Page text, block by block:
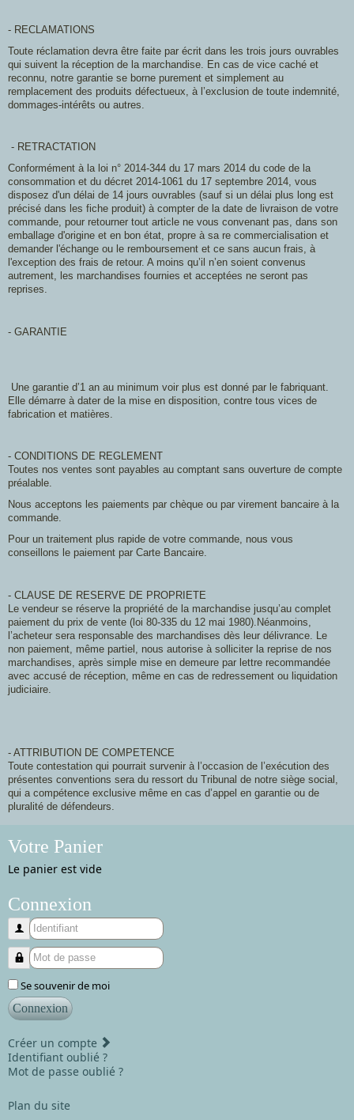
- RECLAMATIONS
Toute réclamation devra être faite par écrit dans les trois jours ouvrables
qui suivent la réception de la marchandise. En cas de vice caché et
reconnu, notre garantie se borne purement et simplement au
remplacement des produits défectueux, à l’exclusion de toute indemnité,
dommages-intérêts ou autres.
- RETRACTATION
Conformément à la loi n° 2014-344 du 17 mars 2014 du code de la
consommation et du décret 2014-1061 du 17 septembre 2014, vous
disposez d'un délai de 14 jours ouvrables (sauf si un délai plus long est
précisé dans les fiche produit) à compter de la date de livraison de votre
commande, pour retourner tout article ne vous convenant pas, dans son
emballage d'origine et en bon état, propre à sa re commercialisation et
demander l'échange ou le remboursement et ce sans aucun frais, à
l'exception des frais de retour. A moins qu’il n’en soient convenus
autrement, les marchandises fournies et acceptées ne seront pas
reprises.
- GARANTIE
Une garantie d’1 an au minimum voir plus est donné par le fabriquant.
Elle démarre à dater de la mise en disposition, contre tous vices de
fabrication et matières.
- CONDITIONS DE REGLEMENT
Toutes nos ventes sont payables au comptant sans ouverture de compte
préalable.
Nous acceptons les paiements par chèque ou par virement bancaire à la
commande.
Pour un traitement plus rapide de votre commande, nous vous
conseillons le paiement par Carte Bancaire.
- CLAUSE DE RESERVE DE PROPRIETE
Le vendeur se réserve la propriété de la marchandise jusqu’au complet
paiement du prix de vente (loi 80-335 du 12 mai 1980).Néanmoins,
l’acheteur sera responsable des marchandises dès leur délivrance. Le
non paiement, même partiel, nous autorise à solliciter la reprise de nos
marchandises, après simple mise en demeure par lettre recommandée
avec accusé de réception, même en cas de redressement ou liquidation
judiciaire.
- ATTRIBUTION DE COMPETENCE
Toute contestation qui pourrait survenir à l’occasion de l’exécution des
présentes conventions sera du ressort du Tribunal de notre siège social,
qui a compétence exclusive même en cas d’appel en garantie ou de
pluralité de défendeurs.
Votre Panier
Le panier est vide
Connexion
Identifiant
Mot de passe
Se souvenir de moi
Connexion
Créer un compte
Identifiant oublié ?
Mot de passe oublié ?
Plan du site